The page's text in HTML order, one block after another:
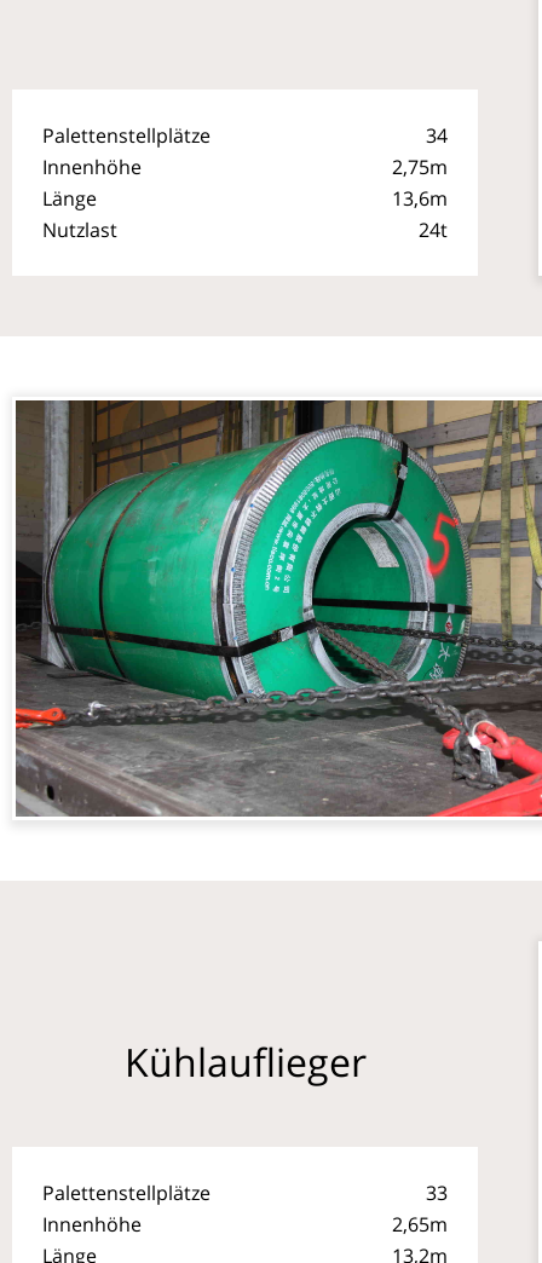
Palettenstellplätze
34
Innenhöhe
2,75m
Länge
13,6m
Nutzlast
24t
Kühlauflieger
Palettenstellplätze
33
Innenhöhe
2,65m
Länge
13,2m